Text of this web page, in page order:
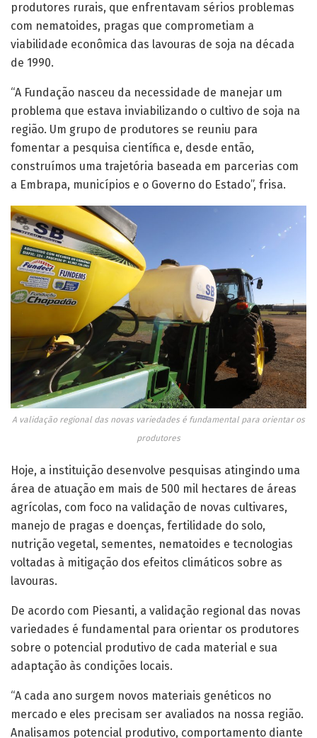
produtores rurais, que enfrentavam sérios problemas
com nematoides, pragas que comprometiam a
viabilidade econômica das lavouras de soja na década
de 1990.
“A Fundação nasceu da necessidade de manejar um
problema que estava inviabilizando o cultivo de soja na
região. Um grupo de produtores se reuniu para
fomentar a pesquisa científica e, desde então,
construímos uma trajetória baseada em parcerias com
a Embrapa, municípios e o Governo do Estado”, frisa.
A validação regional das novas variedades é fundamental para orientar os
produtores
Hoje, a instituição desenvolve pesquisas atingindo uma
área de atuação em mais de 500 mil hectares de áreas
agrícolas, com foco na validação de novas cultivares,
manejo de pragas e doenças, fertilidade do solo,
nutrição vegetal, sementes, nematoides e tecnologias
voltadas à mitigação dos efeitos climáticos sobre as
lavouras.
De acordo com Piesanti, a validação regional das novas
variedades é fundamental para orientar os produtores
sobre o potencial produtivo de cada material e sua
adaptação às condições locais.
“A cada ano surgem novos materiais genéticos no
mercado e eles precisam ser avaliados na nossa região.
Analisamos potencial produtivo, comportamento diante